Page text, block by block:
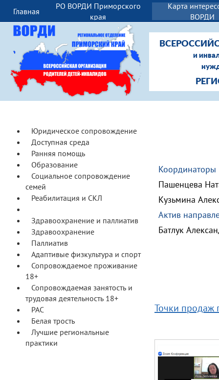
Главная
РО ВОРДИ Приморского
края
Карта
ВОРДИ
и
Юридическое сопровождение
Доступная среда
Ранняя помощь
Образование
Социальное сопровождение
семей
Реабилитация и СКЛ
Здравоохранение и паллиатив
Здравоохранение
Паллиатив
Адаптивые физкультура и спорт
Сопровождаемое проживание
18+
Сопровождаемая занятость и
трудовая деятельность 18+
РАС
Белая трость
Лучшие региональные
практики
Координаторы
Пашенцева
Кузьмина
Актив
Батлук
Точки продаж